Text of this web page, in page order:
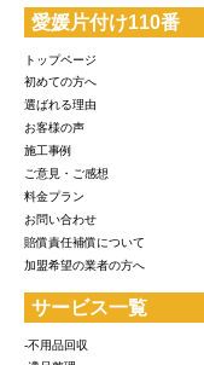
愛媛片付け110番
トップページ
初めての方へ
選ばれる理由
お客様の声
施工事例
ご意見・ご感想
料金プラン
お問い合わせ
賠償責任補償について
加盟希望の業者の方へ
サービス一覧
-不用品回収